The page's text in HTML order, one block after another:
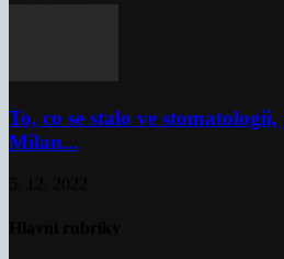
To, co se stalo ve
Milan...